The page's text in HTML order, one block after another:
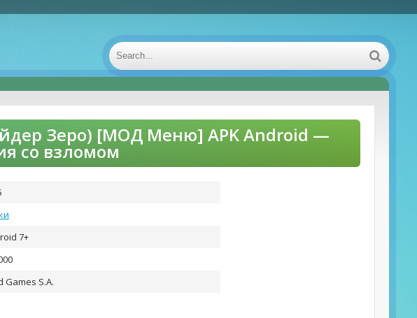
Зеро) [МОД Меню] APK Android —
со взломом
7+
Games S.A.